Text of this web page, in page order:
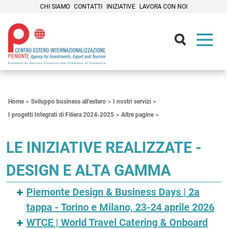
CHI SIAMO CONTATTI INIZIATIVE LAVORA CON NOI
Home Sviluppo business all'estero
I nostri servizi
I progetti Integrati di Filiera 2024-2025
Altre pagine
LE INIZIATIVE REALIZZATE -
DESIGN E ALTA GAMMA
Piemonte Design & Business Days | 2a
tappa - Torino e Milano, 23-24 aprile 2026
WTCE | World Travel Catering & Onboard